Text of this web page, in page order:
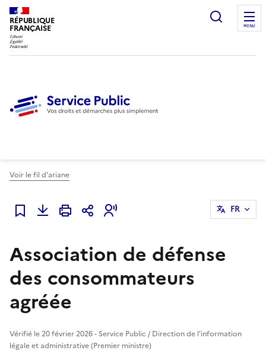
RÉPUBLIQUE
FRANÇAISE
Ouvrir
MENU
Voir le fil d'ariane
Ajouter à mes favoris
FR
Association de défense
des consommateurs
agréée
Vérifié le 20 février 2026 - Service Public / Direction de l'information
légale et administrative (Premier ministre)